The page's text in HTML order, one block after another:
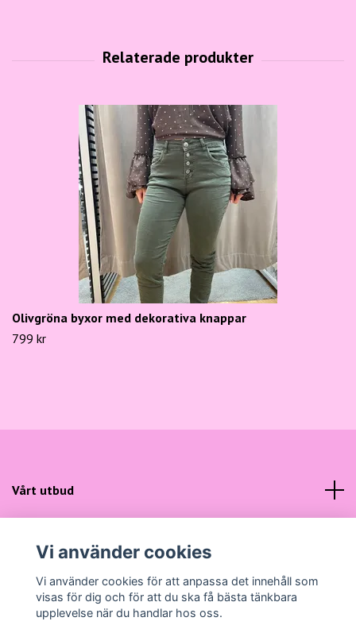
Olivgröna byxor med dekorativa knappar
799 kr
Vårt utbud
Sociala medier
Vi använder cookies
Vi använder cookies för att anpassa det innehåll som
visas för dig och för att du ska få bästa tänkbara
upplevelse när du handlar hos oss.